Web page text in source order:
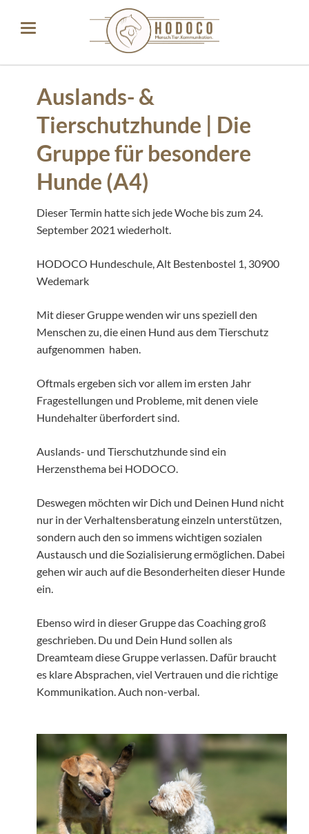
Auslands- &
Tierschutzhunde | Die
Gruppe für besondere
Hunde (A4)
Dieser Termin hatte sich jede Woche bis zum 24.
September 2021 wiederholt.
HODOCO Hundeschule, Alt Bestenbostel 1, 30900
Wedemark
Mit dieser Gruppe wenden wir uns speziell den
Menschen zu, die einen Hund aus dem Tierschutz
aufgenommen haben.
Oftmals ergeben sich vor allem im ersten Jahr
Fragestellungen und Probleme, mit denen viele
Hundehalter überfordert sind.
Auslands- und Tierschutzhunde sind ein
Herzensthema bei HODOCO.
Deswegen möchten wir Dich und Deinen Hund nicht
nur in der Verhaltensberatung einzeln unterstützen,
sondern auch den so immens wichtigen sozialen
Austausch und die Sozialisierung ermöglichen. Dabei
gehen wir auch auf die Besonderheiten dieser Hunde
ein.
Ebenso wird in dieser Gruppe das Coaching groß
geschrieben. Du und Dein Hund sollen als
Dreamteam diese Gruppe verlassen. Dafür braucht
es klare Absprachen, viel Vertrauen und die richtige
Kommunikation. Auch non-verbal.